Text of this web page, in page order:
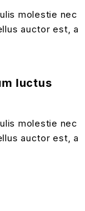
molestie nec
auctor est, a
luctus
molestie nec
auctor est, a